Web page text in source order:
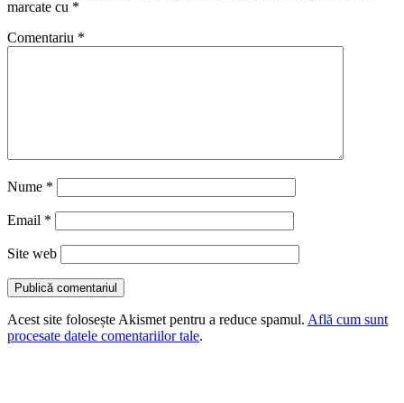
marcate cu *
Comentariu *
Nume *
Email *
Site web
Acest site folosește Akismet pentru a reduce spamul. Află cum sunt
procesate datele comentariilor tale.